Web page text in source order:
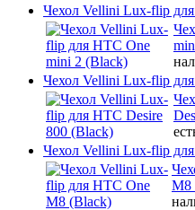
Чехол Vellini Lux-flip
Чехол Vellini Lux-flip
Чехол Vellini Lux-flip
M8